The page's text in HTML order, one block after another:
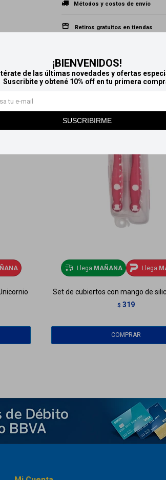
¡BIENVENIDOS!
de las últimas novedades y ofertas
Suscribite y obtené 10% off en tu primera
SUSCRIBIRME
Métodos y costos de envío
Retiros gratuitos en tiendas
que te pueden interesar
Llega MAÑANA Llega
Set de cubiertos con mango de
$ 319